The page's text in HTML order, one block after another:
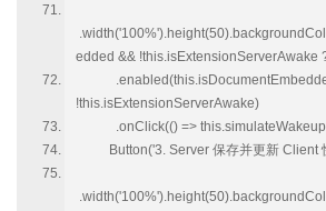
edded && !this.isExtensionServerAwake
!this.isExtensionServerAwake)
.onClick(() =>
Button('3. Server 保存并更新 Client